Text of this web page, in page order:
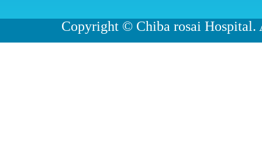
Copyright © Chiba rosai Hospital.